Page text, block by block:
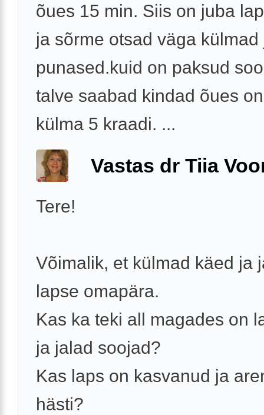
õues 15 min. Siis on juba
ja sõrme otsad väga külmad
punased.kuid on paksud
talve saabad kindad õues
külma 5 kraadi. ...
Vastas dr Tiia
Tere!
Võimalik, et külmad käed ja
lapse omapära.
Kas ka teki all magades on
ja jalad soojad?
Kas laps on kasvanud ja
hästi?